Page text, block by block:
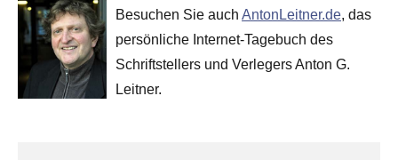
Besuchen Sie auch AntonLeitner.de, das
persönliche Internet-Tagebuch des
Schriftstellers und Verlegers Anton G.
Leitner.